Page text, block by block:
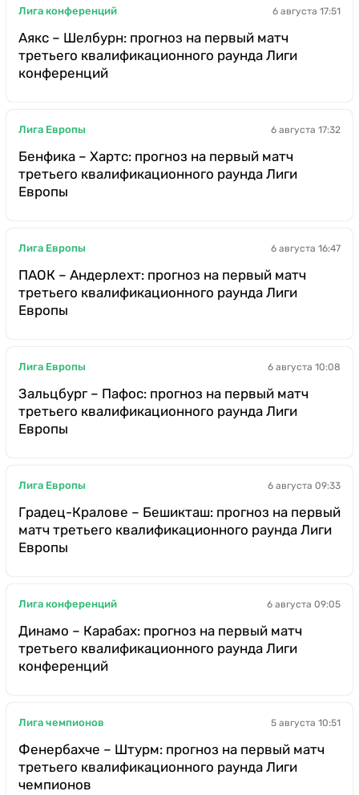
Лига конференций 6 августа 17:51
Аякс – Шелбурн: прогноз на первый матч
третьего квалификационного раунда Лиги
конференций
Лига Европы 6 августа 17:32
Бенфика – Хартс: прогноз на первый матч
третьего квалификационного раунда Лиги
Европы
Лига Европы 6 августа 16:47
ПАОК – Андерлехт: прогноз на первый матч
третьего квалификационного раунда Лиги
Европы
Лига Европы 6 августа 10:08
Зальцбург – Пафос: прогноз на первый матч
третьего квалификационного раунда Лиги
Европы
Лига Европы 6 августа 09:33
Градец-Кралове – Бешикташ: прогноз на первый
матч третьего квалификационного раунда Лиги
Европы
Лига конференций 6 августа 09:05
Динамо – Карабах: прогноз на первый матч
третьего квалификационного раунда Лиги
конференций
Лига чемпионов 5 августа 10:51
Фенербахче – Штурм: прогноз на первый матч
третьего квалификационного раунда Лиги
чемпионов